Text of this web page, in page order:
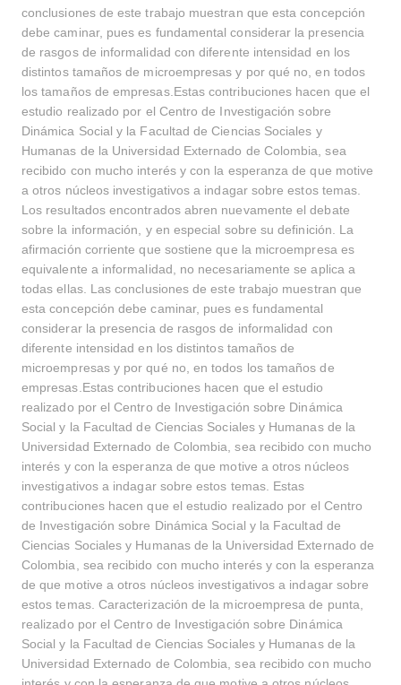
conclusiones de este trabajo muestran que esta concepción
debe caminar, pues es fundamental considerar la presencia
de rasgos de informalidad con diferente intensidad en los
distintos tamaños de microempresas y por qué no, en todos
los tamaños de empresas.Estas contribuciones hacen que el
estudio realizado por el Centro de Investigación sobre
Dinámica Social y la Facultad de Ciencias Sociales y
Humanas de la Universidad Externado de Colombia, sea
recibido con mucho interés y con la esperanza de que motive
a otros núcleos investigativos a indagar sobre estos temas.
Los resultados encontrados abren nuevamente el debate
sobre la información, y en especial sobre su definición. La
afirmación corriente que sostiene que la microempresa es
equivalente a informalidad, no necesariamente se aplica a
todas ellas. Las conclusiones de este trabajo muestran que
esta concepción debe caminar, pues es fundamental
considerar la presencia de rasgos de informalidad con
diferente intensidad en los distintos tamaños de
microempresas y por qué no, en todos los tamaños de
empresas.Estas contribuciones hacen que el estudio
realizado por el Centro de Investigación sobre Dinámica
Social y la Facultad de Ciencias Sociales y Humanas de la
Universidad Externado de Colombia, sea recibido con mucho
interés y con la esperanza de que motive a otros núcleos
investigativos a indagar sobre estos temas. Estas
contribuciones hacen que el estudio realizado por el Centro
de Investigación sobre Dinámica Social y la Facultad de
Ciencias Sociales y Humanas de la Universidad Externado de
Colombia, sea recibido con mucho interés y con la esperanza
de que motive a otros núcleos investigativos a indagar sobre
estos temas. Caracterización de la microempresa de punta,
realizado por el Centro de Investigación sobre Dinámica
Social y la Facultad de Ciencias Sociales y Humanas de la
Universidad Externado de Colombia, sea recibido con mucho